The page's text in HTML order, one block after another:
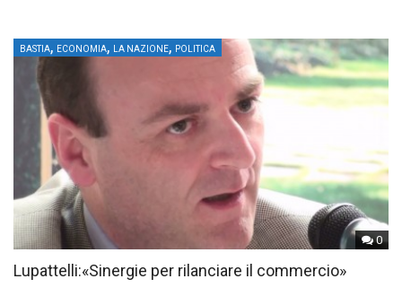
0
BASTIA, ECONOMIA, LA NAZIONE, POLITICA
Lupattelli:«Sinergie per rilanciare il commercio»